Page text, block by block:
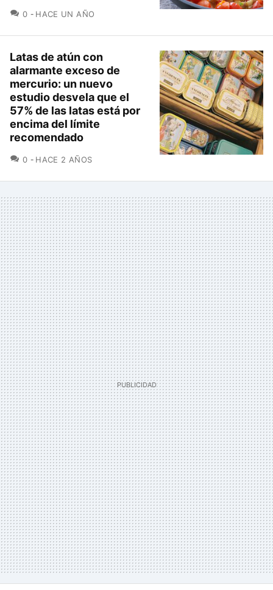
0 COMENTARIOS
HACE UN AÑO
Latas de atún con
alarmante exceso de
mercurio: un nuevo
estudio desvela que el
57% de las latas está por
encima del límite
recomendado
0 COMENTARIOS
HACE 2 AÑOS